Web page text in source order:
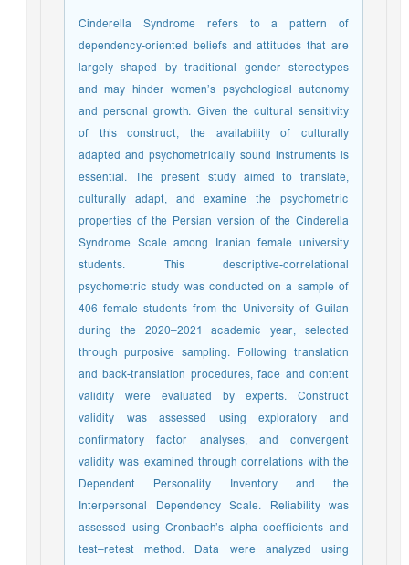
Cinderella Syndrome refers to a pattern of
dependency-oriented beliefs and attitudes that are
largely shaped by traditional gender stereotypes
and may hinder women’s psychological autonomy
and personal growth. Given the cultural sensitivity
of this construct, the availability of culturally
adapted and psychometrically sound instruments is
essential. The present study aimed to translate,
culturally adapt, and examine the psychometric
properties of the Persian version of the Cinderella
Syndrome Scale among Iranian female university
students. This descriptive-correlational
psychometric study was conducted on a sample of
406 female students from the University of Guilan
during the 2020–2021 academic year, selected
through purposive sampling. Following translation
and back-translation procedures, face and content
validity were evaluated by experts. Construct
validity was assessed using exploratory and
confirmatory factor analyses, and convergent
validity was examined through correlations with the
Dependent Personality Inventory and the
Interpersonal Dependency Scale. Reliability was
assessed using Cronbach’s alpha coefficients and
test–retest method. Data were analyzed using